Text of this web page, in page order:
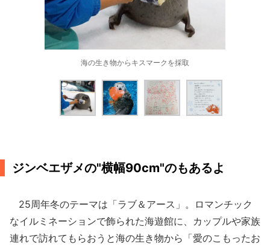
海の生き物からキスマークを採取
ジンベエザメの"横幅90cm"のもあるよ
25周年冬のテーマは「ラブ＆アース」。ロマンチック
なイルミネーションで飾られた海遊館に、カップルや家族
連れで訪れてもらおうと海の生き物から「愛のこもったお